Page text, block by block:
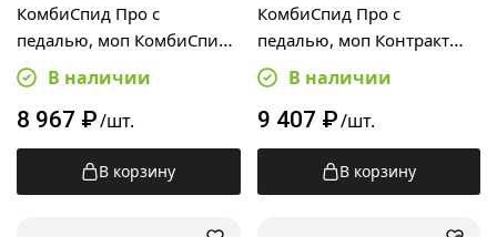
КомбиСпид Про с
педалью, моп КомбиСпид
Трио RUS 40см,
телескопическая ручка
100-180см
В наличии
8 967 ₽/шт.
В корзину
КомбиСпид Про с
педалью, моп Контракт
Премиум 50см,
телескопическая ручка 50-
90см
В наличии
9 407 ₽/шт.
В корзину